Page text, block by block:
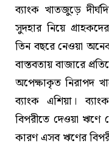
ব্যাংক খাতজুড়ে
সুদহার নিয়ে
তিন বছরে নেওয়া
বাস্তবতায় বাজারে
অপেক্ষাকৃত নিরাপদ
ব্যাংক এশিয়া।
বিপরীতে দেওয়া
কারণ এসব ঋণের